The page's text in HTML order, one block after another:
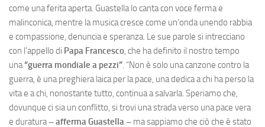
come una ferita aperta. Guastella lo canta con voce ferma e
malinconica, mentre la musica cresce come un’onda unendo rabbia
e compassione, denuncia e speranza. Le sue parole si intrecciano
con l’appello di Papa Francesco, che ha definito il nostro tempo
una“guerra mondiale a pezzi”. “Non è solo una canzone contro la
guerra, è una preghiera laica per la pace, una dedica a chi ha perso la
vita e a chi, nonostante tutto, continua a salvarla. Speriamo che,
dovunque ci sia un conflitto, si trovi una strada verso una pace vera
e duratura– afferma Guastella – ma sappiamo che ciò che è stato